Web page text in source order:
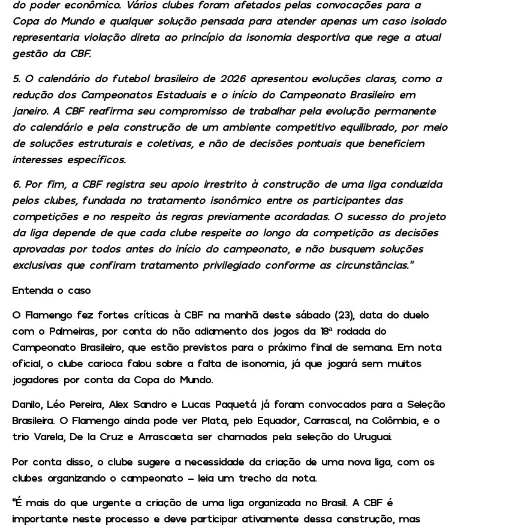
do poder econômico. Vários clubes foram afetados pelas convocações para a
Copa do Mundo e qualquer solução pensada para atender apenas um caso isolado
representaria violação direta ao princípio da isonomia desportiva que rege a atual
gestão da CBF.
5. O calendário do futebol brasileiro de 2026 apresentou evoluções claras, como a
redução dos Campeonatos Estaduais e o início do Campeonato Brasileiro em
janeiro. A CBF reafirma seu compromisso de trabalhar pela evolução permanente
do calendário e pela construção de um ambiente competitivo equilibrado, por meio
de soluções estruturais e coletivas, e não de decisões pontuais que beneficiem
interesses específicos.
6. Por fim, a CBF registra seu apoio irrestrito à construção de uma liga conduzida
pelos clubes, fundada no tratamento isonômico entre os participantes das
competições e no respeito às regras previamente acordadas. O sucesso do projeto
da liga depende de que cada clube respeite ao longo da competição as decisões
aprovadas por todos antes do início do campeonato, e não busquem soluções
exclusivas que confiram tratamento privilegiado conforme as circunstâncias.”
Entenda o caso
O Flamengo fez fortes críticas à CBF na manhã deste sábado (23), data do duelo
com o Palmeiras, por conta do não adiamento dos jogos da 18ª rodada do
Campeonato Brasileiro, que estão previstos para o próximo final de semana. Em nota
oficial, o clube carioca falou sobre a falta de isonomia, já que jogará sem muitos
jogadores por conta da Copa do Mundo.
Danilo, Léo Pereira, Alex Sandro e Lucas Paquetá já foram convocados para a Seleção
Brasileira. O Flamengo ainda pode ver Plata, pelo Equador, Carrascal, na Colômbia, e o
trio Varela, De la Cruz e Arrascaeta ser chamados pela seleção do Uruguai.
Por conta disso, o clube sugere a necessidade da criação de uma nova liga, com os
clubes organizando o campeonato – leia um trecho da nota.
“É mais do que urgente a criação de uma liga organizada no Brasil. A CBF é
importante neste processo e deve participar ativamente dessa construção, mas